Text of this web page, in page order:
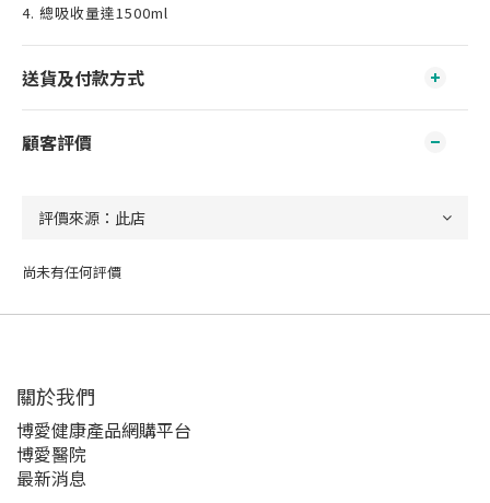
4. 總吸收量達1500ml
送貨及付款方式
顧客評價
尚未有任何評價
關於我們‎
博愛健康產品網購平台
博愛醫院
最新消息